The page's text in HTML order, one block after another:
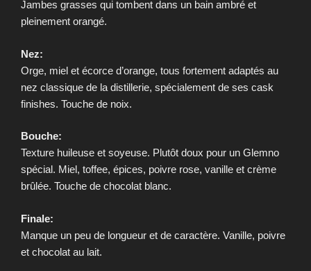
Jambes grasses qui tombent dans un bain ambré et
pleinement orangé.
Nez:
Orge, miel et écorce d’orange, tous fortement adaptés au
nez classique de la distillerie, spécialement de ses cask
finishes. Touche de noix.
Bouche:
Texture huileuse et soyeuse. Plutôt doux pour un Glemno
spécial. Miel, toffee, épices, poivre rose, vanille et crème
brûlée. Touche de chocolat blanc.
Finale:
Manque un peu de longueur et de caractère. Vanille, poivre
et chocolat au lait.